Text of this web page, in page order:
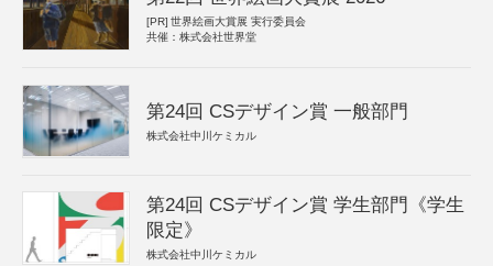
[PR] 世界絵画大賞展 実行委員会
共催：株式会社世界堂
第24回 CSデザイン賞 一般部門
株式会社中川ケミカル
第24回 CSデザイン賞 学生部門《学生
限定》
株式会社中川ケミカル